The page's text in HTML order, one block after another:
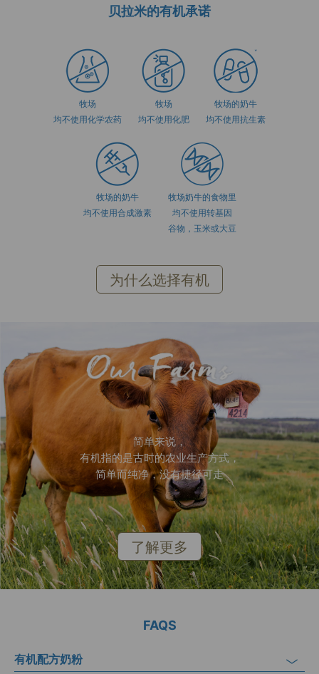
贝拉米的有机承诺
牧场
均不使用化学农药
牧场
均不使用化肥
牧场的奶牛
均不使用抗生素
牧场的奶牛
均不使用合成激素
牧场奶牛的食物里
均不使用转基因
谷物，玉米或大豆
为什么选择有机
简单来说，
有机指的是古时的农业生产方式，
简单而纯净，没有捷径可走
了解更多
FAQS
有机配方奶粉